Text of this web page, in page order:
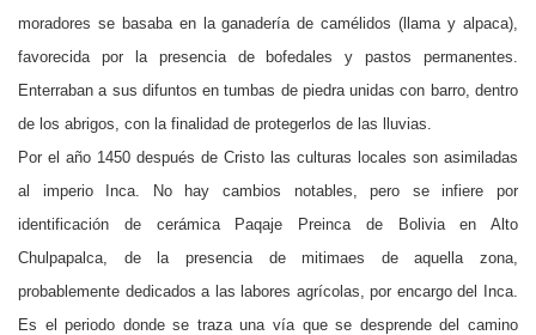
moradores se basaba en la ganadería de camélidos (llama y alpaca),
favorecida por la presencia de bofedales y pastos permanentes.
Enterraban a sus difuntos en tumbas de piedra unidas con barro, dentro
de los abrigos, con la finalidad de protegerlos de las lluvias.
Por el año 1450 después de Cristo las culturas locales son asimiladas
al imperio Inca. No hay cambios notables, pero se infiere por
identificación de cerámica Paqaje Preinca de Bolivia en Alto
Chulpapalca, de la presencia de mitimaes de aquella zona,
probablemente dedicados a las labores agrícolas, por encargo del Inca.
Es el periodo donde se traza una vía que se desprende del camino